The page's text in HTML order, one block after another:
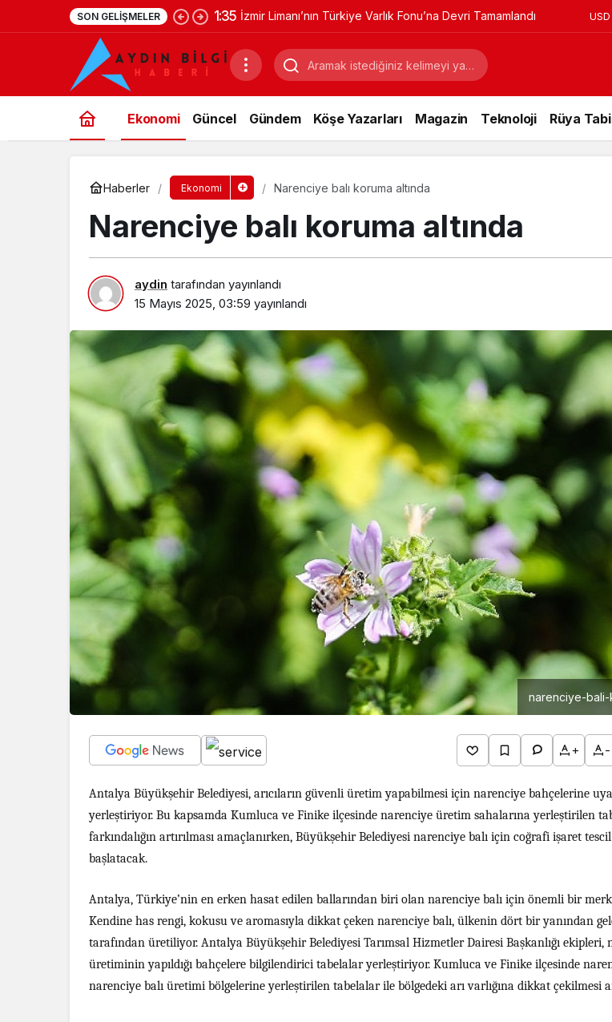
SON GELIŞMELER 1:35 İzmir Limanı’nın Türkiye Varlık Fonu’na Devri Tamamlandı USD
Ekonomi Güncel Gündem Köşe Yazarları Magazin Teknoloji Rüya
Haberler Ekonomi Narenciye balı koruma altında
Narenciye balı koruma altında
aydin tarafından yayınlandı
15 Mayıs 2025, 03:59 yayınlandı
narenciye-bali-
+ -
Antalya Büyükşehir Belediyesi, arıcıların güvenli üretim yapabilmesi için narenciye bahçelerine
yerleştiriyor. Bu kapsamda Kumluca ve Finike ilçesinde narenciye üretim sahalarına yerleştirilen
farkındalığın artırılması amaçlanırken, Büyükşehir Belediyesi narenciye balı için coğrafi işaret tescil
başlatacak.
Antalya, Türkiye’nin en erken hasat edilen ballarından biri olan narenciye balı için önemli bir
Kendine has rengi, kokusu ve aromasıyla dikkat çeken narenciye balı, ülkenin dört bir yanından
tarafından üretiliyor. Antalya Büyükşehir Belediyesi Tarımsal Hizmetler Dairesi Başkanlığı ekipleri,
üretiminin yapıldığı bahçelere bilgilendirici tabelalar yerleştiriyor. Kumluca ve Finike ilçesinde
narenciye balı üretimi bölgelerine yerleştirilen tabelalar ile bölgedeki arı varlığına dikkat çekilmesi
Ekonomi
İzmir Limanı’nın Türkiye
Varlık Fonu’na Devri
Tamamlandı
Teknoloji
Casper’dan
üretkenlikte
dönemi
adım!